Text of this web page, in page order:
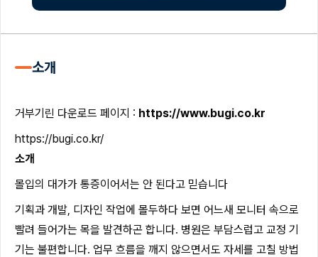
소개
거부기린 다운로드 페이지 : https://www.bugi.co.kr
https://bugi.co.kr/
소개
몰입의 대가가 통증이어서는 안 된다고 믿습니다
기획과 개발, 디자인 작업에 몰두하다 보면 어느새 모니터 속으로
빨려 들어가는 목을 발견하곤 합니다. 병원은 부담스럽고 교정 기
기는 불편합니다. 업무 흐름을 깨지 않으면서도 자세를 고칠 방법